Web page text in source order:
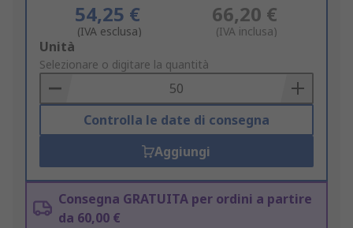
54,25 €
(IVA esclusa)
66,20 €
(IVA inclusa)
Add
to
Basket
Unità
Selezionare o digitare la quantità
Controlla le date di consegna
Aggiungi
Consegna GRATUITA per ordini a partire
da 60,00 €